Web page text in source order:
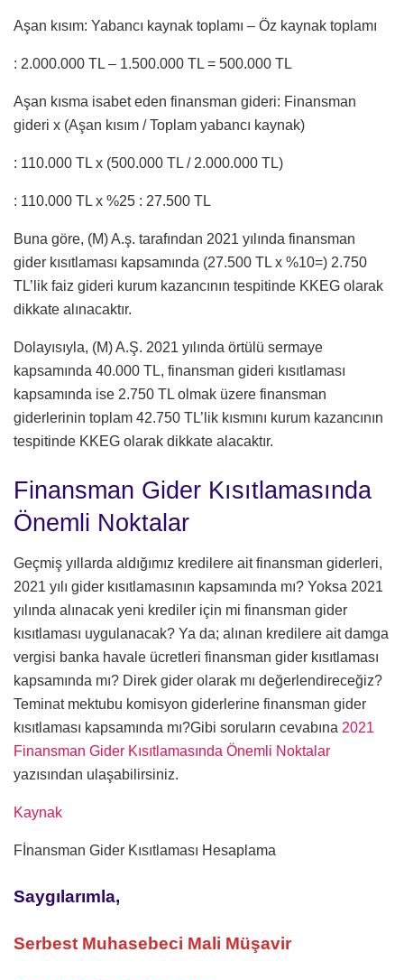
Aşan kısım: Yabancı kaynak toplamı – Öz kaynak toplamı
: 2.000.000 TL – 1.500.000 TL = 500.000 TL
Aşan kısma isabet eden finansman gideri: Finansman
gideri x (Aşan kısım / Toplam yabancı kaynak)
: 110.000 TL x (500.000 TL / 2.000.000 TL)
: 110.000 TL x %25 : 27.500 TL
Buna göre, (M) A.ş. tarafından 2021 yılında finansman
gider kısıtlaması kapsamında (27.500 TL x %10=) 2.750
TL’lik faiz gideri kurum kazancının tespitinde KKEG olarak
dikkate alınacaktır.
Dolayısıyla, (M) A.Ş. 2021 yılında örtülü sermaye
kapsamında 40.000 TL, finansman gideri kısıtlaması
kapsamında ise 2.750 TL olmak üzere finansman
giderlerinin toplam 42.750 TL’lik kısmını kurum kazancının
tespitinde KKEG olarak dikkate alacaktır.
Finansman Gider Kısıtlamasında
Önemli Noktalar
Geçmiş yıllarda aldığımız kredilere ait finansman giderleri,
2021 yılı gider kısıtlamasının kapsamında mı? Yoksa 2021
yılında alınacak yeni krediler için mi finansman gider
kısıtlaması uygulanacak? Ya da; alınan kredilere ait damga
vergisi banka havale ücretleri finansman gider kısıtlaması
kapsamında mı? Direk gider olarak mı değerlendireceğiz?
Teminat mektubu komisyon giderlerine finansman gider
kısıtlaması kapsamında mı?Gibi soruların cevabına 2021
Finansman Gider Kısıtlamasında Önemli Noktalar
yazısından ulaşabilirsiniz.
Kaynak
Fİnansman Gider Kısıtlaması Hesaplama
Saygılarımla,
Serbest Muhasebeci Mali Müşavir